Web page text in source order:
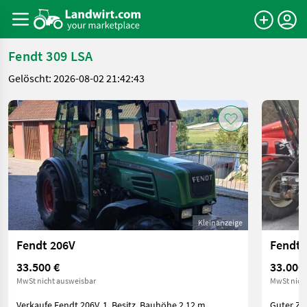
Fendt 309 LSA
Gelöscht: 2026-08-02 21:42:43
Kleinanzeige
Fendt 206V
33.500 €
MwSt nicht ausweisbar
Fendt
33.000
MwSt